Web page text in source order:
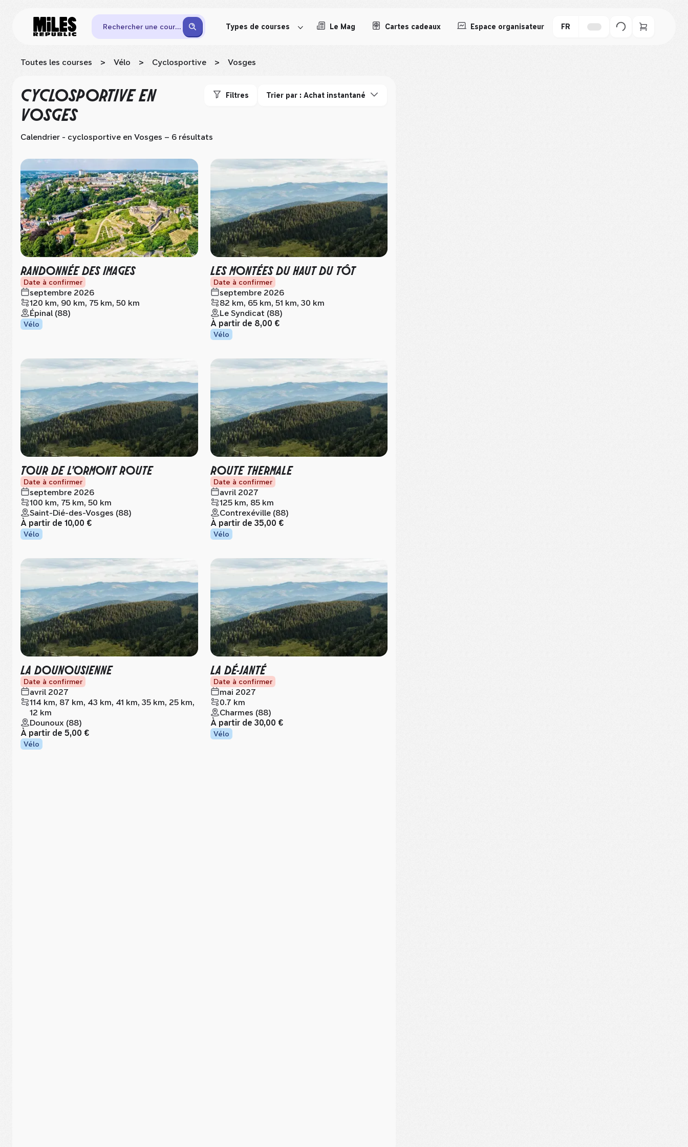
Rechercher une course Types de courses Le Mag Cartes cadeaux Espace organisateur FR
Toutes les courses > Vélo > Cyclosportive > Vosges
CYCLOSPORTIVEEN
VOSGES
Filtres Trier par : Achat instantané
Calendrier - cyclosportive en Vosges – 6 résultats
RANDONNÉE DES IMAGES
Date à confirmer
septembre 2026
120 km, 90 km, 75 km, 50 km
Épinal (88)
Vélo
LES MONTÉES DU HAUT DU TÔT
Date à confirmer
septembre 2026
82 km, 65 km, 51 km, 30 km
Le Syndicat (88)
À partir de 8,00 €
Vélo
TOUR DE L'ORMONT ROUTE
Date à confirmer
septembre 2026
100 km, 75 km, 50 km
Saint-Dié-des-Vosges (88)
À partir de 10,00 €
Vélo
ROUTE THERMALE
Date à confirmer
avril 2027
125 km, 85 km
Contrexéville (88)
À partir de 35,00 €
Vélo
LA DOUNOUSIENNE
Date à confirmer
avril 2027
114 km, 87 km, 43 km, 41 km, 35 km, 25 km,
12 km
Dounoux (88)
À partir de 5,00 €
Vélo
LA DÉ-JANTÉ
Date à confirmer
mai 2027
0.7 km
Charmes (88)
À partir de 30,00 €
Vélo